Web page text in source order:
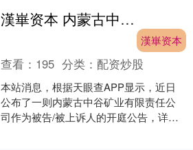
漢崋资本 内蒙古中谷矿业作为被告被上诉人的1起涉及劳动争议的诉讼将于2025年7月29日开庭
漢崋资本
查看： 195 分类：配资炒股
本站消息，根据天眼查APP显示，近日
公布了一则内蒙古中谷矿业有限责任公
司作为被告/被上诉人的开庭公告，详细